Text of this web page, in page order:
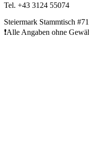
Tel. +43 3124 55074
Steiermark Stammtisch
❗Alle Angaben ohne